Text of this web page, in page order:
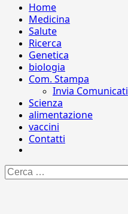
Home
Medicina
Salute
Ricerca
Genetica
biologia
Com. Stampa
Invia Comunicati
Scienza
alimentazione
vaccini
Contatti
Ricerca
per: